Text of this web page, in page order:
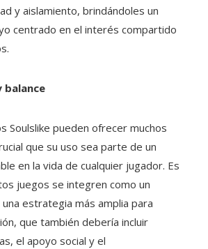
y aislamiento, brindándoles un
centrado en el interés compartido
balance
Soulslike pueden ofrecer muchos
que su uso sea parte de un
en la vida de cualquier jugador. Es
juegos se integren como un
estrategia más amplia para
que también debería incluir
el apoyo social y el